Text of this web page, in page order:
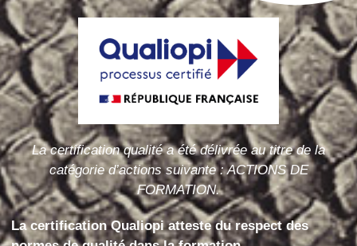
La certification qualité a été délivrée au titre de la
catégorie d’actions suivante : ACTIONS DE
FORMATION.
La certificationQualiopiatteste du respect des